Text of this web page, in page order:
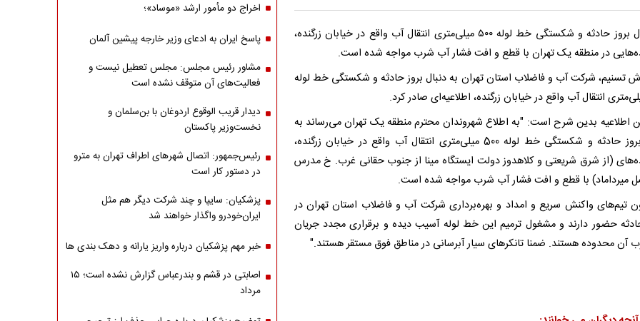
به دنبال بروز حادثه و شکستگی خط لوله ۵۰۰ میلی‌متری انتقال آب واقع در خیابان زرگنده،
در منطقه یک تهران با قطع و افت فشار آب شرب مواجه شده است.
تسنیم، شرکت آب و فاضلاب استان تهران به دنبال بروز حادثه و شکستگی خط لوله
اطلاعیه بدین شرح است: "به اطلاع شهروندان‌ محترم منطقه یک تهران می‌رساند به
دنبال بروز حادثه و شکستگی خط لوله 500 میلی‌متری انتقال آب واقع در خیابان زرگنده،
(از شرق شریعتی و کلاهدوز دولت ایستگاه مینا از جنوب حقانی غرب. خ مدرس
میرداماد) با قطع و افت فشار آب شرب مواجه شده است.
تیم‌های واکنش سریع و امداد و بهره‌برداری شرکت آب و فاضلاب استان تهران در
حضور دارند و مشغول ترمیم این خط لوله آسیب دیده و برقراری مجدد جریان
آن محدوده هستند. ضمنا تانکرهای سیار آبرسانی در مناطق فوق مستقر هستند."
اخراج دو مأمور ارشد «موساد»؛
پاسخ ایران به ادعای وزیر خارجه پیشین آلمان
مشاور رئیس مجلس: مجلس تعطیل نیست و
فعالیت‌های آن متوقف نشده است
دیدار قریب الوقوع اردوغان با بن‌سلمان و
نخست‌وزیر پاکستان
رئیس‌جمهور: اتصال شهرهای اطراف تهران به مترو
در دستور کار است
پزشکیان: سایپا و چند شرکت دیگر هم مثل
ایران‌خودرو واگذار خواهند شد
خبر مهم پزشکیان درباره واریز یارانه و دهک بندی ها
اصابتی در قشم و بندرعباس گزارش نشده است؛ ۱۵
مرداد